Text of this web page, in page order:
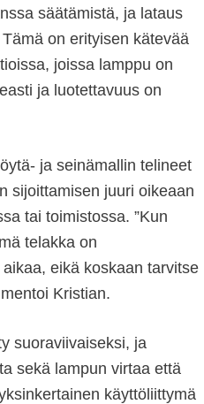
säätämistä, ja lataus
on erityisen kätevää
joissa lamppu on
ja luotettavuus on
ja seinämallin telineet
sijoittamisen juuri oikeaan
tai toimistossa. ”Kun
telakka on
eikä koskaan tarvitse
Kristian.
suoraviivaiseksi, ja
sekä lampun virtaa että
käyttöliittymä